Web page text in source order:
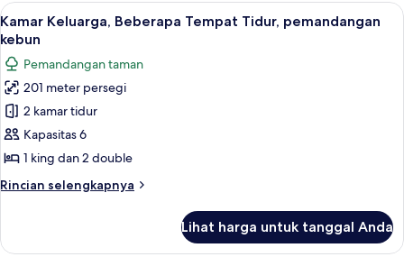
Tempat
Tidur
pemandangan
kebun
Lihat
semua
foto
untuk
Kamar
Keluarga,
Beberapa
Tempat
Tidur,
pemandangan
Isi minibar gratis, brankas, dan tirai
5
Kamar Keluarga, Beberapa Tempat Tidur, pemandangan
kebun
Pemandangan taman
201 meter persegi
2 kamar tidur
Kapasitas 6
1 king dan 2 double
Rincian selengkapnya
Rincian
Kamar
Lihat harga untuk tanggal Anda